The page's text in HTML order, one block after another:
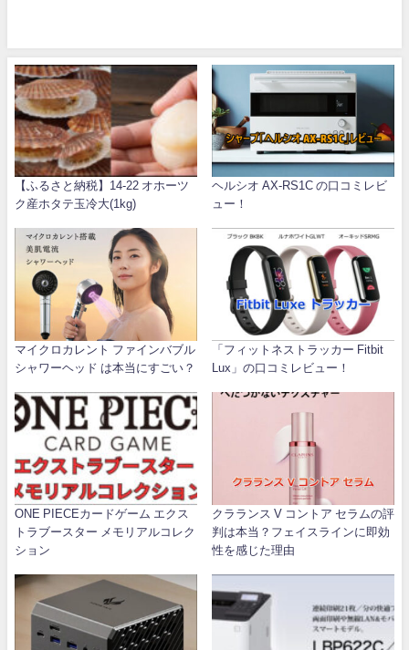
【ふるさと納税】14-22 オホーツ
ク産ホタテ玉冷大(1kg)
ヘルシオ AX-RS1C の口コミレビ
ュー！
マイクロカレント ファインバブル
シャワーヘッド は本当にすごい？
「フィットネストラッカー Fitbit
Lux」の口コミレビュー！
ONE PIECEカードゲーム エクス
トラブースター メモリアルコレク
ション
クラランス V コントア セラムの評
判は本当？フェイスラインに即効
性を感じた理由